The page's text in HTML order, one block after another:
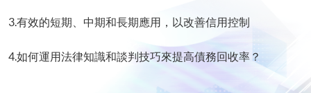
3.有效的短期、中期和長期應用，以改善信用控制
4.如何運用法律知識和談判技巧來提高債務回收率？